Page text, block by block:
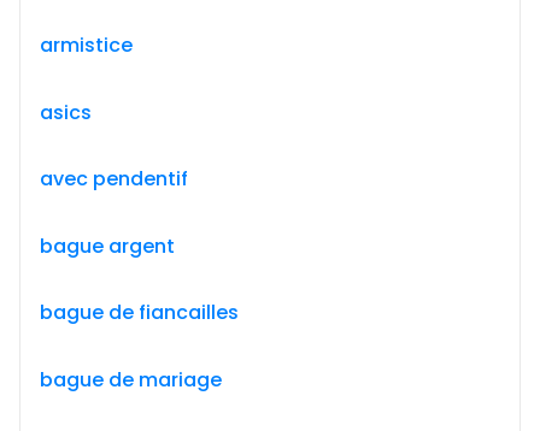
armistice
asics
avec pendentif
bague argent
bague de fiancailles
bague de mariage